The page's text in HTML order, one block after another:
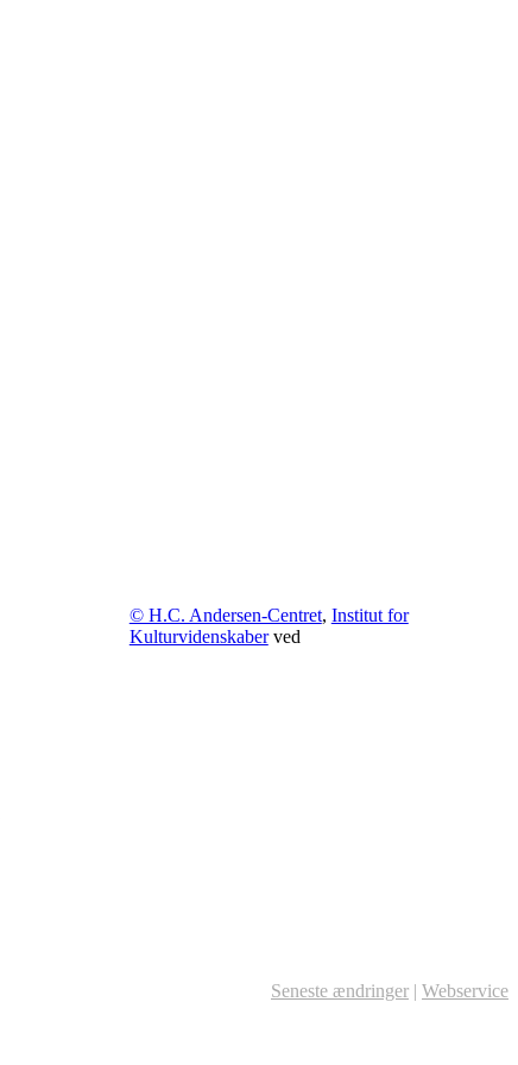
© H.C. Andersen-Centret, Institut for
Kulturvidenskaberved
Seneste ændringer | Webservice